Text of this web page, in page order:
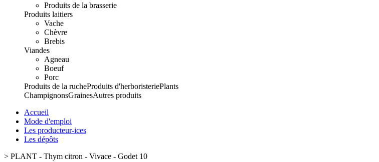
Produits de la brasserie
Produits laitiers
Vache
Chèvre
Brebis
Viandes
Agneau
Boeuf
Porc
Produits de la rucheProduits d'herboristeriePlants
ChampignonsGrainesAutres produits
Accueil
Mode d'emploi
Les producteur-ices
Les dépôts
> PLANT - Thym citron - Vivace - Godet 10